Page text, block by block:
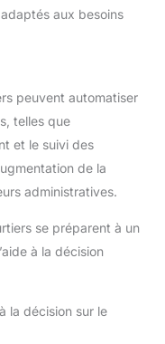
aux besoins
peuvent automatiser
telles que
et le suivi des
de la
administratives.
se préparent à un
à la décision
la décision sur le